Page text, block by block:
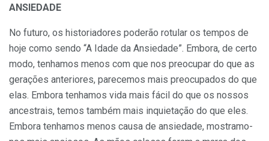
ANSIEDADE
No futuro, os historiadores poderão rotular os tempos de
hoje como sendo “A Idade da Ansiedade”. Embora, de certo
modo, tenhamos menos com que nos preocupar do que as
gerações anteriores, parecemos mais preocupados do que
elas. Embora tenhamos vida mais fácil do que os nossos
ancestrais, temos também mais inquietação do que eles.
Embora tenhamos menos causa de ansiedade, mostramo-